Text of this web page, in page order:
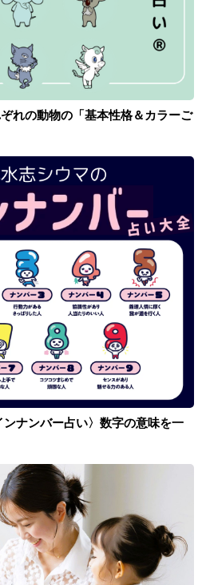
れの動物の「基本性格＆カラーご
ンナンバー占い〉数字の意味を一